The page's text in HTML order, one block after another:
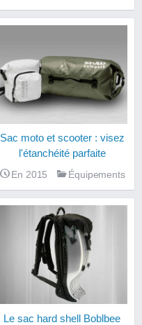
Sac moto et scooter : visez
l'étanchéité parfaite
En 2015 Équipements
Le sac hard shell Boblbee